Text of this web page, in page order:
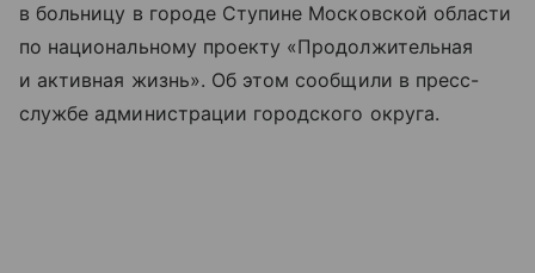
в больницу в городе Ступине Московской области
по национальному проекту «Продолжительная
и активная жизнь». Об этом сообщили в пресс-
службе администрации городского округа.